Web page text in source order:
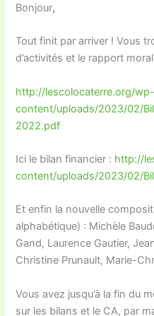
Bonjour,
Tout finit par arriver ! Vous
d’activités et le rapport
http://lescolocaterre.org/wp-
content/uploads/2023/02/
2022.pdf
Ici le bilan financier : http://
content/uploads/2023/02/
Et enfin la nouvelle
alphabétique) : Michèle
Gand, Laurence Gautier,
Christine Prunault, Marie-
Vous avez jusqu’à la fin du
sur les bilans et le CA, par